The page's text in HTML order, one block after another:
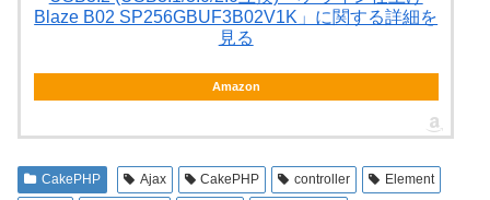
Blaze B02 SP256GBUF3B02V1K」に関する詳細を
見る
Amazon
CakePHP Ajax CakePHP controller
Element